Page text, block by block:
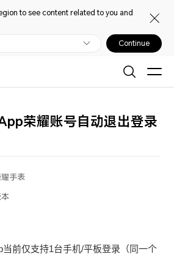
to see content related to you and
Continue
荣耀账号自动退出登录
手表
前仅支持1台手机/平板登录（同一个